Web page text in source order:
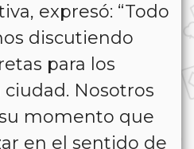
expresó: “Todo
discutiendo
para los
Nosotros
momento que
en el sentido de